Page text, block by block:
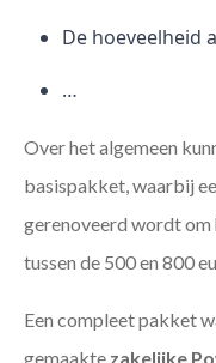
De hoeveelheid
…
Over het algemeen
basispakket, waarbij
gerenoveerd wordt om
tussen de 500 en 800
Een compleet pakket
gemaakte zakelijke